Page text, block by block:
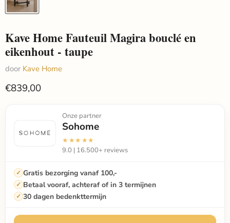
Kave Home Fauteuil Magira bouclé en
eikenhout - taupe
door Kave Home
€839,00
Onze partner
Sohome
★★★★★
9.0 | 16.500+ reviews
Gratis bezorging vanaf 100,-
Betaal vooraf, achteraf of in 3 termijnen
30 dagen bedenkttermijn